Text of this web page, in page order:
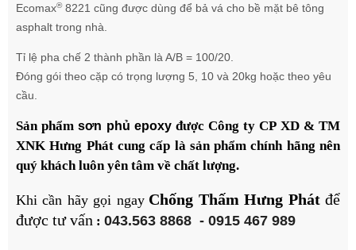
Ecomax®8221 cũng được dùng để bả vá cho bề mặt bê tông
asphalt trong nhà.
Tỉ lệ pha chế 2 thành phần là A/B = 100/20.
Đóng gói theo cặp có trọng lượng 5, 10 và 20kg hoặc theo yêu
cầu.
Sản phẩmsơn phủ epoxy đượcCông ty CP XD & TM
XNK Hưng Phát cung cấp là sản phẩm chính hãng nên
quý khách luôn yên tâm về chất lượng.
Khi cần hãy gọi ngay Chống Thấm Hưng Phátđể
được tư vấn : 043.563 8868 - 0915 467 989